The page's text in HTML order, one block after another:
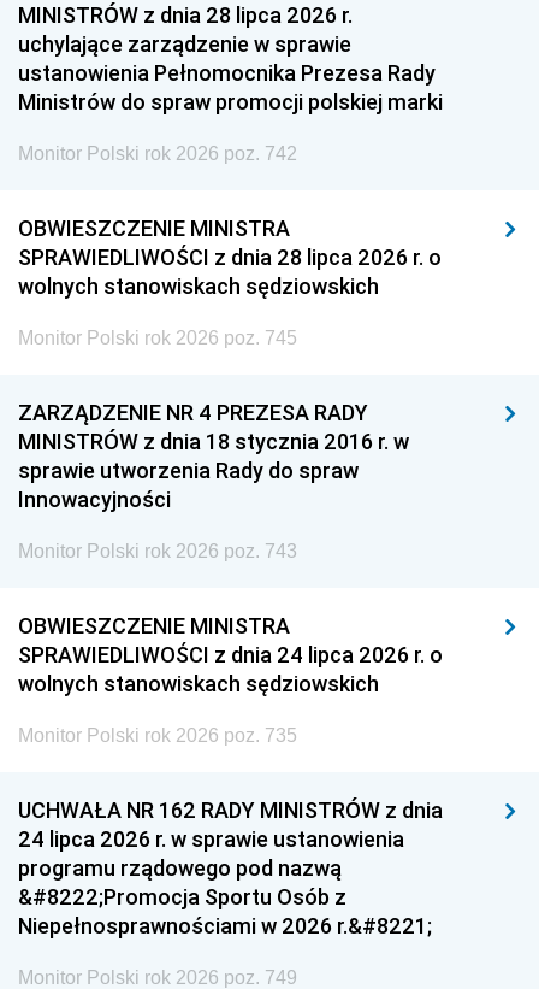
MINISTRÓW z dnia 28 lipca 2026 r.
uchylające zarządzenie w sprawie
ustanowienia Pełnomocnika Prezesa Rady
Ministrów do spraw promocji polskiej marki
Monitor Polski rok 2026 poz. 742
OBWIESZCZENIE MINISTRA
SPRAWIEDLIWOŚCI z dnia 28 lipca 2026 r. o
wolnych stanowiskach sędziowskich
Monitor Polski rok 2026 poz. 745
ZARZĄDZENIE NR 4 PREZESA RADY
MINISTRÓW z dnia 18 stycznia 2016 r. w
sprawie utworzenia Rady do spraw
Innowacyjności
Monitor Polski rok 2026 poz. 743
OBWIESZCZENIE MINISTRA
SPRAWIEDLIWOŚCI z dnia 24 lipca 2026 r. o
wolnych stanowiskach sędziowskich
Monitor Polski rok 2026 poz. 735
UCHWAŁA NR 162 RADY MINISTRÓW z dnia
24 lipca 2026 r. w sprawie ustanowienia
programu rządowego pod nazwą
&#8222;Promocja Sportu Osób z
Niepełnosprawnościami w 2026 r.&#8221;
Monitor Polski rok 2026 poz. 749